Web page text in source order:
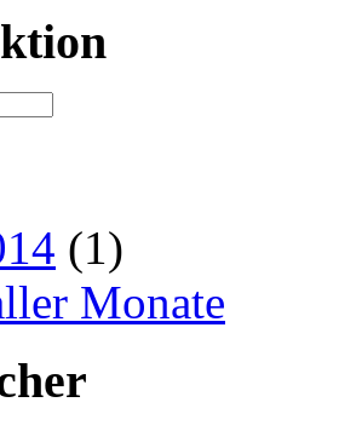
(1)
Monate